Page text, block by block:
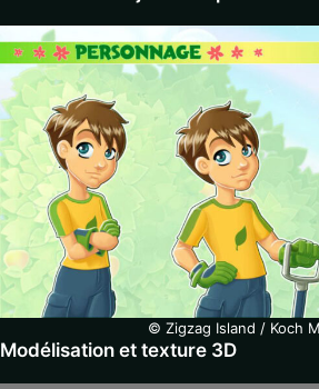
© Zigzag Island / Koch
Modélisation et texture 3D